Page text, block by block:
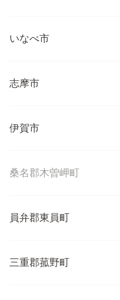
いなべ市
志摩市
伊賀市
桑名郡木曽岬町
員弁郡東員町
三重郡菰野町